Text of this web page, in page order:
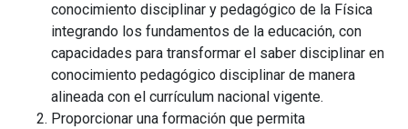
conocimiento disciplinar y pedagógico de la Física
integrando los fundamentos de la educación, con
capacidades para transformar el saber disciplinar en
conocimiento pedagógico disciplinar de manera
alineada con el currículum nacional vigente.
Proporcionar una formación que permita